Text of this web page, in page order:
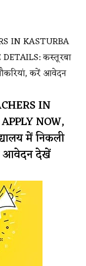
IN KASTURBA
कस्तूरबा
करें आवेदन
IN
NOW,
में निकली
आवेदन देखें